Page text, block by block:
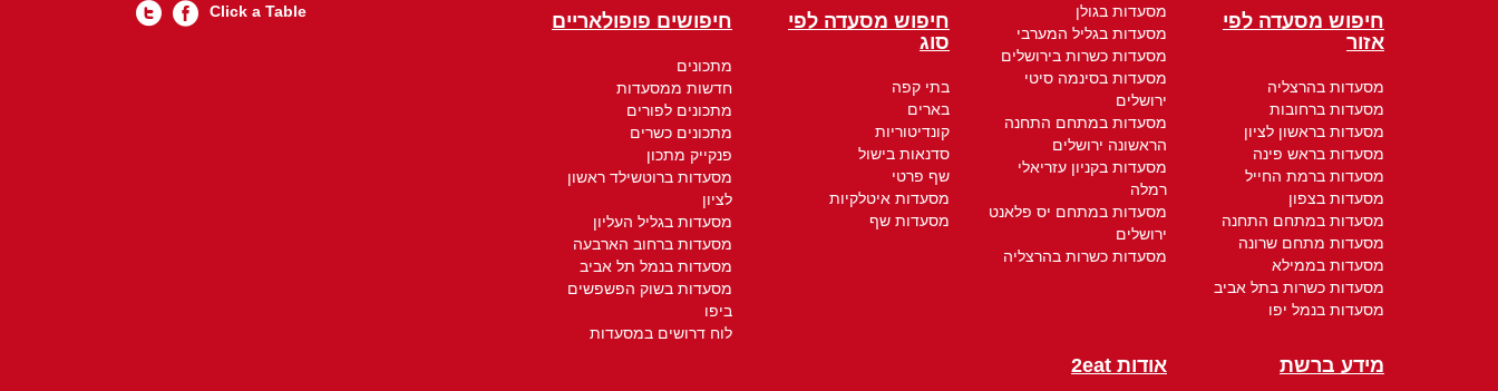
חיפוש מסעדה לפי
אזור
מסעדות בהרצליה
מסעדות ברחובות
מסעדות בראשון לציון
מסעדות בראש פינה
מסעדות ברמת החייל
מסעדות בצפון
מסעדות במתחם התחנה
מסעדות מתחם שרונה
מסעדות בממילא
מסעדות כשרות בתל אביב
מסעדות בנמל יפו
מסעדות בגולן
מסעדות בגליל המערבי
מסעדות כשרות בירושלים
מסעדות בסינמה סיטי
ירושלים
מסעדות במתחם התחנה
הראשונה ירושלים
מסעדות בקניון עזריאלי
רמלה
מסעדות במתחם יס פלאנט
ירושלים
מסעדות כשרות בהרצליה
חיפוש מסעדה לפי
סוג
בתי קפה
בארים
קונדיטוריות
סדנאות בישול
שף פרטי
מסעדות איטלקיות
מסעדות שף
חיפושים פופולאריים
מתכונים
חדשות ממסעדות
מתכונים לפורים
מתכונים כשרים
פנקייק מתכון
מסעדות ברוטשילד ראשון
לציון
מסעדות בגליל העליון
מסעדות ברחוב הארבעה
מסעדות בנמל תל אביב
מסעדות בשוק הפשפשים
ביפו
לוח דרושים במסעדות
מידע ברשת אודות 2eat
Click a Table